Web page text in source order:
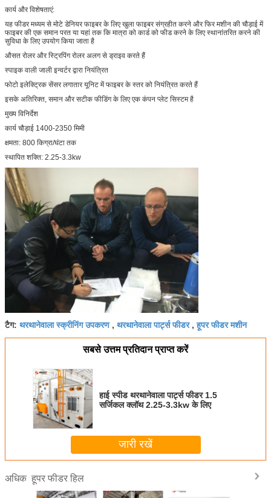
कार्य और विशेषताएं:
यह फीडर मध्यम से मोटे डेनियर फाइबर के लिए खुला फाइबर संग्रहीत करने और फिर मशीन की चौड़ाई में
फाइबर की एक समान परत या यहां तक ​​कि मात्रा को कार्ड को फीड करने के लिए स्थानांतरित करने की
सुविधा के लिए उपयोग किया जाता है
औसत रोलर और स्ट्रिपिंग रोलर अलग से ड्राइव करते हैं
स्पाइक वाली जाली इन्वर्टर द्वारा नियंत्रित
फोटो इलेक्ट्रिक सेंसर लगातार यूनिट में फाइबर के स्तर को नियंत्रित करते हैं
इसके अतिरिक्त, समान और सटीक फीडिंग के लिए एक कंपन प्लेट सिस्टम है
मुख्य विनिर्देश
कार्य चौड़ाई 1400-2350 मिमी
क्षमता: 800 किग्रा/घंटा तक
स्थापित शक्ति: 2.25-3.3kw
टैग: थरथानेवाला स्क्रीनिंग उपकरण, थरथानेवाला पार्ट्स फीडर,हूपर फीडर मशीन
सबसे उत्तम प्रतिदान प्राप्त करें
हाई स्पीड थरथानेवाला पार्ट्स फीडर 1.5
सर्जिकल क्लॉथ 2.25-3.3kw के लिए
जारी रखें
अधिक हूपर फीडर हिल